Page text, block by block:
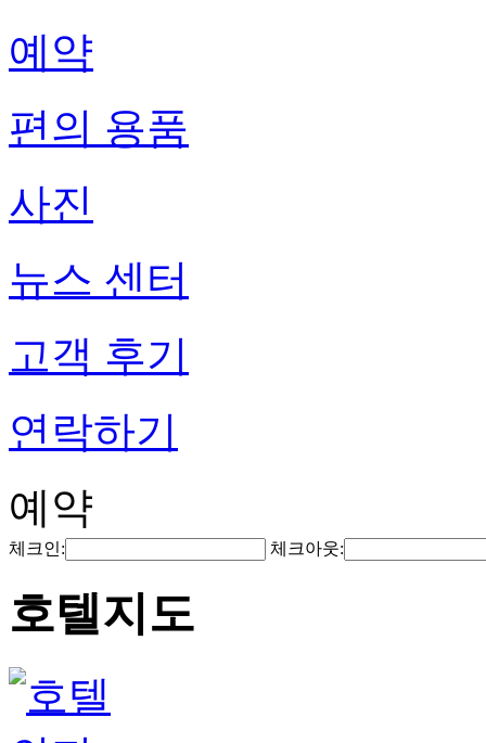
예약
편의 용품
사진
뉴스 센터
고객 후기
연락하기
예약
체크인: 체크아웃:
호텔지도